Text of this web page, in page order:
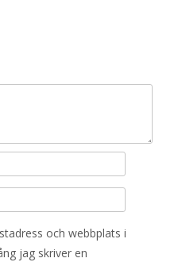
och webbplats i
jag skriver en